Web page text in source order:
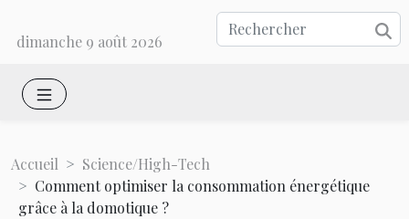
dimanche 9 août 2026
Accueil
Science/High-Tech
Comment optimiser la consommation énergétique
grâce à la domotique ?